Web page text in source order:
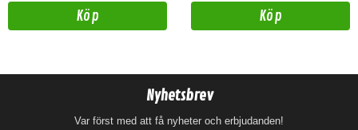
Köp Köp
Nyhetsbrev
Var först med att få nyheter och erbjudanden!